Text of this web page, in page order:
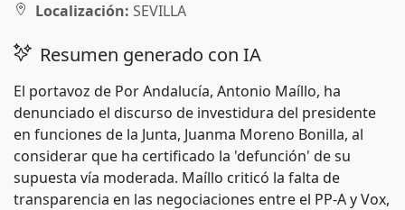
Localización: SEVILLA
Resumen generado con IA
El portavoz de Por Andalucía, Antonio Maíllo, ha
denunciado el discurso de investidura del presidente
en funciones de la Junta, Juanma Moreno Bonilla, al
considerar que ha certificado la 'defunción' de su
supuesta vía moderada. Maíllo criticó la falta de
transparencia en las negociaciones entre el PP-A y Vox,